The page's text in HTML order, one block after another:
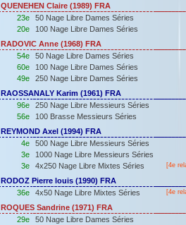
QUENEHEN Claire (1989) FRA
23e
50 Nage Libre Dames Séries
20e
100 Nage Libre Dames Séries
RADOVIC Anne (1968) FRA
54e
50 Nage Libre Dames Séries
60e
100 Nage Libre Dames Séries
49e
250 Nage Libre Dames Séries
RAOSSANALY Karim (1961) FRA
96e
250 Nage Libre Messieurs Séries
56e
100 Brasse Messieurs Séries
REYMOND Axel (1994) FRA
4e
500 Nage Libre Messieurs Séries
3e
1000 Nage Libre Messieurs Séries
3e
4x250 Nage Libre Mixtes Séries [4e
RODOZ Pierre louis (1990) FRA
36e
4x50 Nage Libre Mixtes Séries [4e
ROQUES Sandrine (1971) FRA
29e
50 Nage Libre Dames Séries